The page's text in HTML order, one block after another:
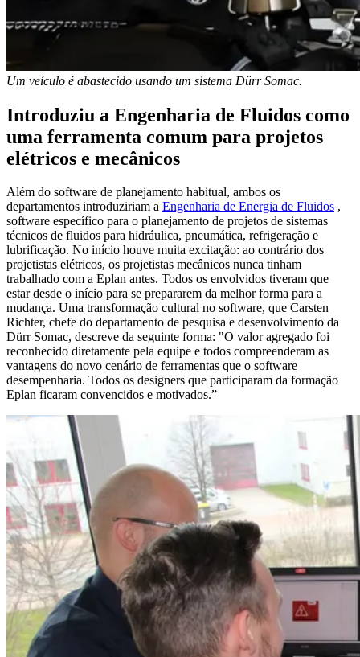
Um veículo é abastecido usando um sistema Dürr Somac.
Introduziu a Engenharia de Fluidos como
uma ferramenta comum para projetos
elétricos e mecânicos
Além do software de planejamento habitual, ambos os
departamentos introduziriam a Engenharia de Energia de Fluidos ,
software específico para o planejamento de projetos de sistemas
técnicos de fluidos para hidráulica, pneumática, refrigeração e
lubrificação. No início houve muita excitação: ao contrário dos
projetistas elétricos, os projetistas mecânicos nunca tinham
trabalhado com a Eplan antes. Todos os envolvidos tiveram que
estar desde o início para se prepararem da melhor forma para a
mudança. Uma transformação cultural no software, que Carsten
Richter, chefe do departamento de pesquisa e desenvolvimento da
Dürr Somac, descreve da seguinte forma: "O valor agregado foi
reconhecido diretamente pela equipe e todos compreenderam as
vantagens do novo cenário de ferramentas que o software
desempenharia. Todos os designers que participaram da formação
Eplan ficaram convencidos e motivados.”